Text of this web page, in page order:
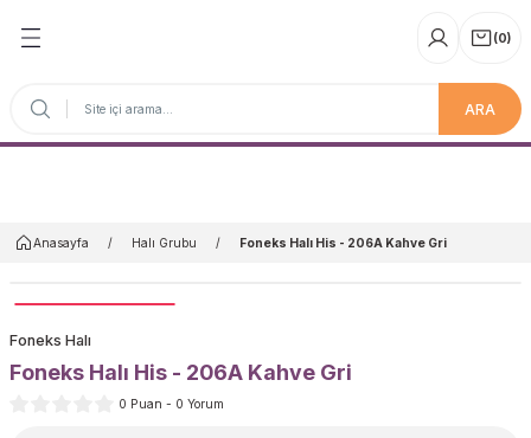
ARA
(0)
Anasayfa Halı Grubu Foneks Halı His - 206A Kahve Gri
Foneks Halı
Foneks Halı His - 206A Kahve Gri
0 Puan - 0 Yorum